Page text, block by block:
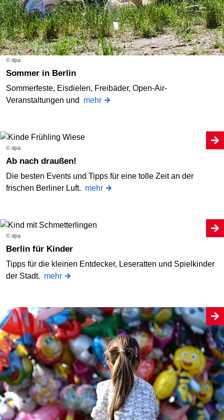
© dpa
Sommer in Berlin
Sommerfeste, Eisdielen, Freibäder, Open-Air-
Veranstaltungen und mehr
© dpa
Ab nach draußen!
Die besten Events und Tipps für eine tolle Zeit an der
frischen Berliner Luft. mehr
© dpa
Berlin für Kinder
Tipps für die kleinen Entdecker, Leseratten und Spielkinder
der Stadt. mehr